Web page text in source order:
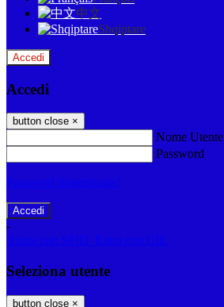
中文
Shqiptare
Accedi
Accedi
button close ×
Nome Utente
Password
Password dimenticata?
-
Entra con SPID
Entra con CIE
Seleziona utente
button close ×